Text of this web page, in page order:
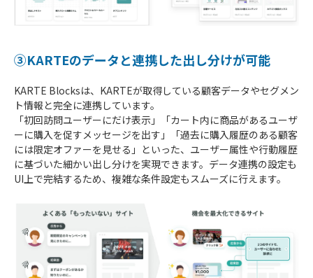
③KARTEのデータと連携した出し分けが可能
KARTE Blocksは、KARTEが取得している顧客データやセグメン
ト情報と完全に連携しています。
「初回訪問ユーザーにだけ表示」「カート内に商品があるユーザ
ーに購入を促すメッセージを出す」「過去に購入履歴のある顧客
には限定オファーを見せる」といった、ユーザー属性や行動履歴
に基づいた細かい出し分けを実現できます。データ連携の設定も
UI上で完結するため、複雑な条件設定もスムーズに行えます。